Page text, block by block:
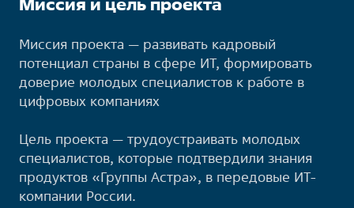
Миссия проекта — развивать кадровый
потенциал страны в сфере ИТ, формировать
доверие молодых специалистов к работе в
цифровых компаниях
Цель проекта — трудоустраивать молодых
специалистов, которые подтвердили знания
продуктов «Группы Астра», в передовые ИТ-
компании России.